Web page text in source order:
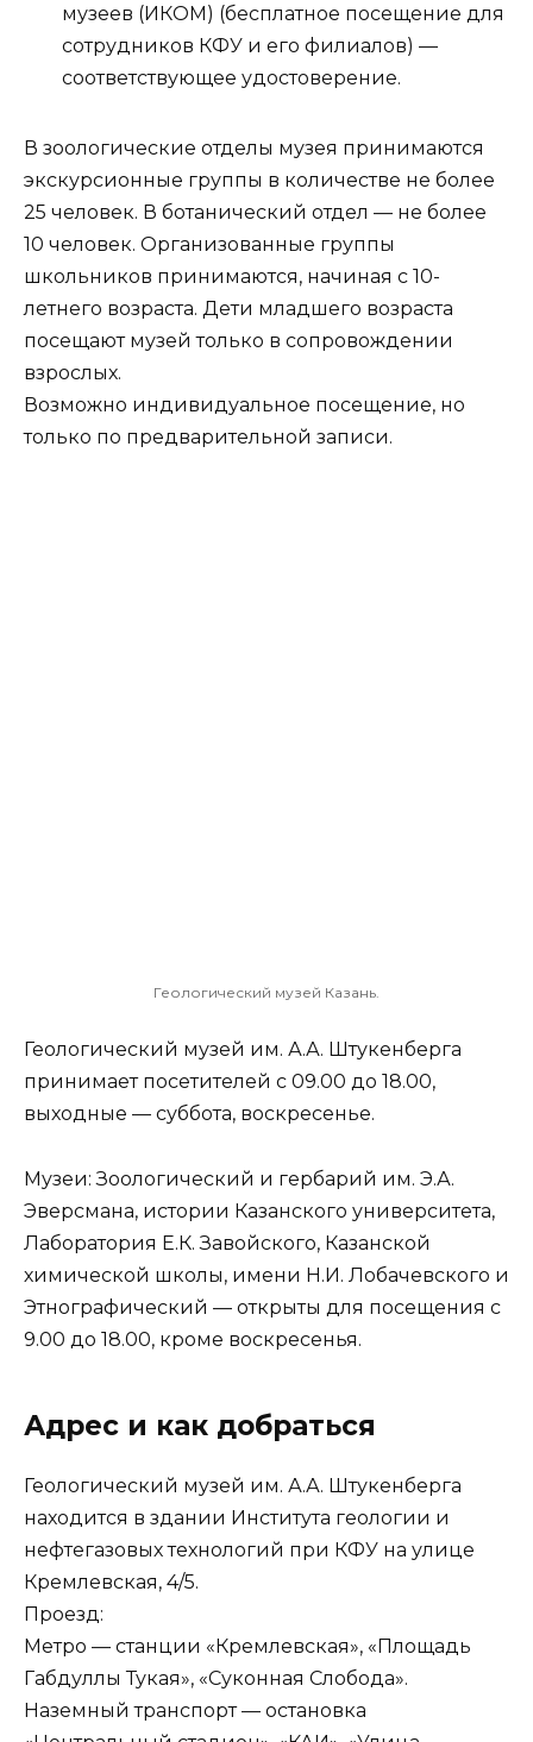
музеев (ИКОМ) (бесплатное посещение для
сотрудников КФУ и его филиалов) —
соответствующее удостоверение.
В зоологические отделы музея принимаются
экскурсионные группы в количестве не более
25 человек. В ботанический отдел — не более
10 человек. Организованные группы
школьников принимаются, начиная с 10-
летнего возраста. Дети младшего возраста
посещают музей только в сопровождении
взрослых.
Возможно индивидуальное посещение, но
только по предварительной записи.
Геологический музей Казань.
Геологический музей им. А.А. Штукенберга
принимает посетителей с 09.00 до 18.00,
выходные — суббота, воскресенье.
Музеи: Зоологический и гербарий им. Э.А.
Эверсмана, истории Казанского университета,
Лаборатория Е.К. Завойского, Казанской
химической школы, имени Н.И. Лобачевского и
Этнографический — открыты для посещения с
9.00 до 18.00, кроме воскресенья.
Адрес и как добраться
Геологический музей им. А.А. Штукенберга
находится в здании Института геологии и
нефтегазовых технологий при КФУ на улице
Кремлевская, 4/5.
Проезд:
Метро — станции «Кремлевская», «Площадь
Габдуллы Тукая», «Суконная Слобода».
Наземный транспорт — остановка